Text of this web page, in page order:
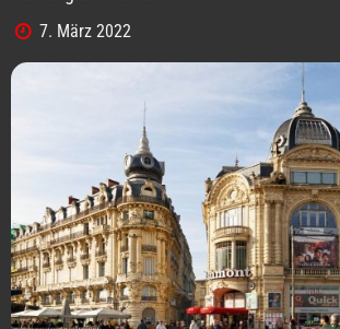
7. März 2022